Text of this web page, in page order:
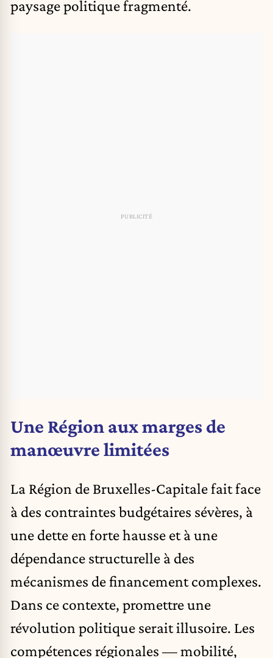
paysage politique fragmenté.
Une Région aux marges de
manœuvre limitées
La Région de Bruxelles-Capitale fait face
à des contraintes budgétaires sévères, à
une dette en forte hausse et à une
dépendance structurelle à des
mécanismes de financement complexes.
Dans ce contexte, promettre une
révolution politique serait illusoire. Les
compétences régionales — mobilité,